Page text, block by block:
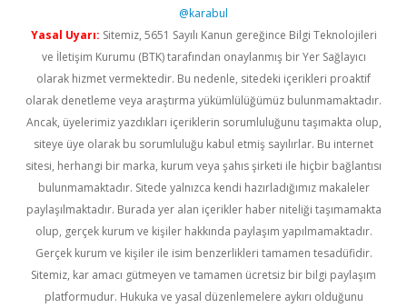
@karabul
Yasal Uyarı: Sitemiz, 5651 Sayılı Kanun gereğince Bilgi Teknolojileri
ve İletişim Kurumu (BTK) tarafından onaylanmış bir Yer Sağlayıcı
olarak hizmet vermektedir. Bu nedenle, sitedeki içerikleri proaktif
olarak denetleme veya araştırma yükümlülüğümüz bulunmamaktadır.
Ancak, üyelerimiz yazdıkları içeriklerin sorumluluğunu taşımakta olup,
siteye üye olarak bu sorumluluğu kabul etmiş sayılırlar. Bu internet
sitesi, herhangi bir marka, kurum veya şahıs şirketi ile hiçbir bağlantısı
bulunmamaktadır. Sitede yalnızca kendi hazırladığımız makaleler
paylaşılmaktadır. Burada yer alan içerikler haber niteliği taşımamakta
olup, gerçek kurum ve kişiler hakkında paylaşım yapılmamaktadır.
Gerçek kurum ve kişiler ile isim benzerlikleri tamamen tesadüfidir.
Sitemiz, kar amacı gütmeyen ve tamamen ücretsiz bir bilgi paylaşım
platformudur. Hukuka ve yasal düzenlemelere aykırı olduğunu